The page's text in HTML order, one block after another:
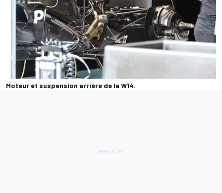
Moteur et suspension arrière de la W14.